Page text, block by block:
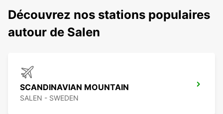
Découvrez nos stations populaires
autour de Salen
SCANDINAVIAN MOUNTAIN
SALEN - SWEDEN